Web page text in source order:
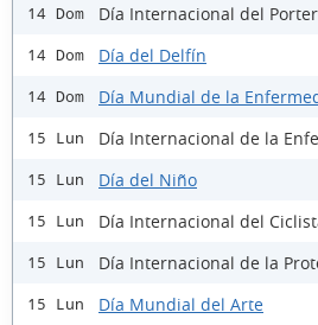
14 Dom Día Internacional del
14 Dom Día del Delfín
14 Dom Día Mundial de la
15 Lun Día Internacional de la
15 Lun Día del Niño
15 Lun Día Internacional del
15 Lun Día Internacional de la
15 Lun Día Mundial del Arte